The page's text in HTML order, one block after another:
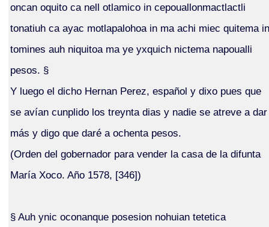
oncan oquito ca nell otlamico in cepouallonmactlactli
tonatiuh ca ayac motlapalohoa in ma achi miec quitema in
tomines auh niquitoa ma ye yxquich nictema napoualli
pesos. §
Y luego el dicho Hernan Perez, español y dixo pues que
se avían cunplido los treynta dias y nadie se atreve a dar
más y digo que daré a ochenta pesos.
(Orden del gobernador para vender la casa de la difunta
María Xoco. Año 1578, [346])
§ Auh ynic oconanque posesion nohuian tetetica